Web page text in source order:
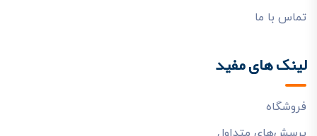
تماس با ما
لینک های مفید
فروشگاه